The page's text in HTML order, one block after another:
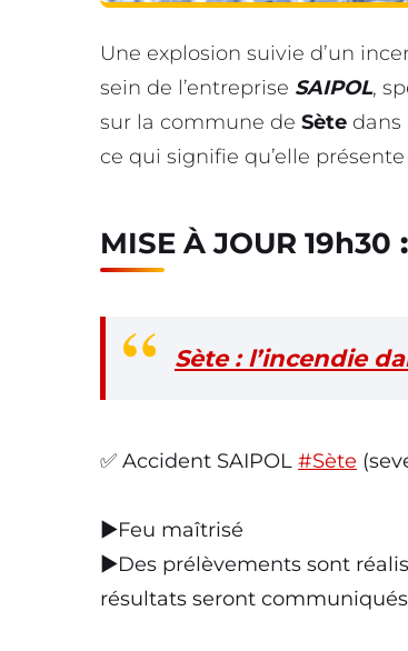
Une explosion suivie d’un
sein de l’entreprise SAIPOL,
sur la commune de Sète dans
ce qui signifie qu’elle
MISE À JOUR 19h30 :
Sète : l’incendie
✅ Accident SAIPOL #Sète
▶️Feu maîtrisé
▶️Des prélèvements sont
résultats seront